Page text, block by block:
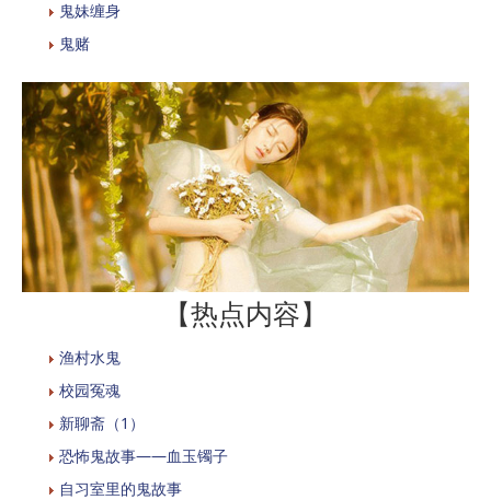
鬼妹缠身
鬼赌
【热点内容】
渔村水鬼
校园冤魂
新聊斋（1）
恐怖鬼故事——血玉镯子
自习室里的鬼故事